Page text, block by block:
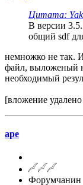
Цитата:
В версии
общий sdf
немножко не так.
файл, выложеный
необходимый
[вложение
ape
Форумчанин